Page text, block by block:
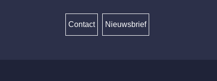
Contact Nieuwsbrief